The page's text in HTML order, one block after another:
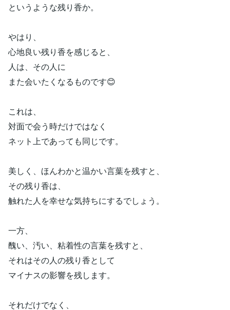
というような残り香か。
やはり、
心地良い残り香を感じると、
人は、その人に
また会いたくなるものです😊
これは、
対面で会う時だけではなく
ネット上であっても同じです。
美しく、ほんわかと温かい言葉を残すと、
その残り香は、
触れた人を幸せな気持ちにするでしょう。
一方、
醜い、汚い、粘着性の言葉を残すと、
それはその人の残り香として
マイナスの影響を残します。
それだけでなく、